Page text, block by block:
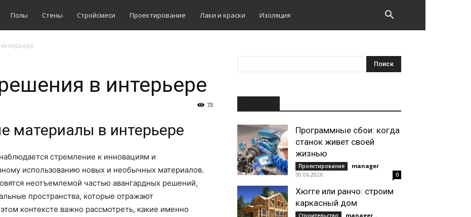
Полы Стены Стройсмеси Проектирование Лаки и краски Изоляция
в интерьере
73
материалы в интерьере
стремление к инновациям и
использованию новых и необычных материалов.
неотъемлемой частью авангардных решений,
пространства, которые отражают
контексте важно рассмотреть, какие именно
Программные сбои: когда
станок живет своей
жизнью
Проектирование manager -
30.06.2026
0
Хюгге или ранчо: строим
каркасный дом
Строительство manager -